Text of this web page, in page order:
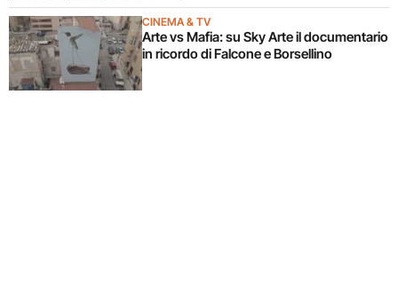
CINEMA & TV
Arte vs Mafia: su Sky Arte il documentario
in ricordo di Falcone e Borsellino